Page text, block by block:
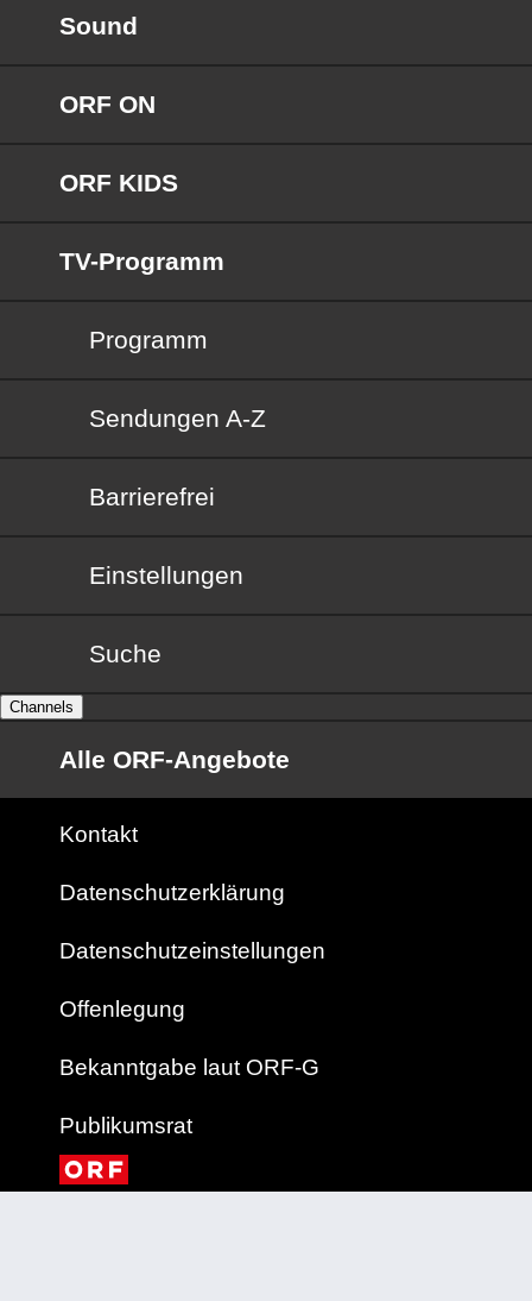
Sound
ORF ON
ORF KIDS
TV-Programm
Programm
Sendungen von A bis Z
Sendungen A-Z
Barrierefrei
Barrierefrei
Einstellungen
Suche
Channels
Alle ORF-Angebote
Kontakt
Datenschutzerklärung
Datenschutzeinstellungen
Offenlegung
Bekanntgabe laut ORF-G
Publikumsrat